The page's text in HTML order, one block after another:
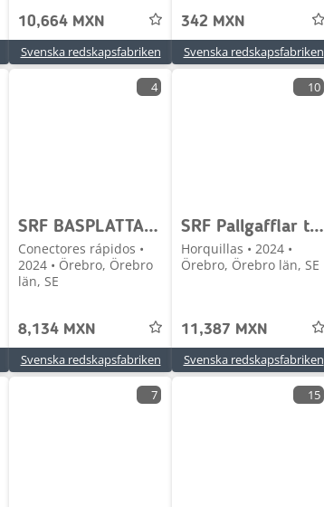
10,664 MXN
Svenska redskapsfabriken
342 MXN
Svenska redskapsfabriken
4
SRF BASPLATTA - BYGG EN EGEN ADAPTER
Conectores rápidos •
2024 • Örebro, Örebro
län, SE
8,134 MXN
Svenska redskapsfabriken
10
SRF Pallgafflar till grävare!
Horquillas • 2024 •
Örebro, Örebro län, SE
11,387 MXN
Svenska redskapsfabriken
7 15